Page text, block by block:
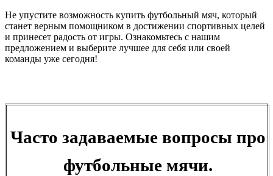
Не упустите возможность купить футбольный мяч, который
станет верным помощником в достижении спортивных целей
и принесет радость от игры. Ознакомьтесь с нашим
предложением и выберите лучшее для себя или своей
команды уже сегодня!
Часто задаваемые вопросы про
футбольные мячи.